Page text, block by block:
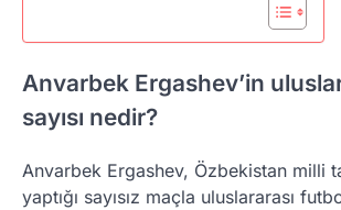
Anvarbek Ergashev’in
sayısı nedir?
Anvarbek Ergashev, Özbekistan milli
yaptığı sayısız maçla uluslararası